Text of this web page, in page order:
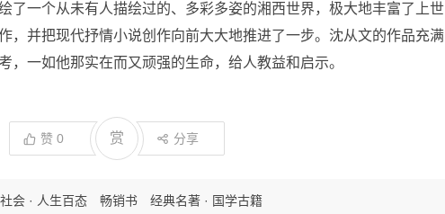
了一个从未有人描绘过的、多彩多姿的湘西世界，极大地丰富了上世
，并把现代抒情小说创作向前大大地推进了一步。沈从文的作品充满
，一如他那实在而又顽强的生命，给人教益和启示。
赞 0 赏 分享
会 · 人生百态 畅销书 经典名著 · 国学古籍